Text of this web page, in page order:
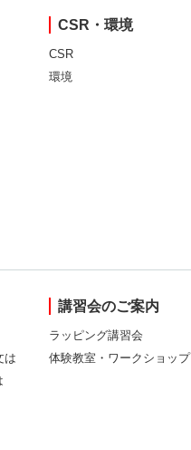
CSR・環境
CSR
環境
は
講習会のご案内
ラッピング講習会
体験教室・ワークショップ